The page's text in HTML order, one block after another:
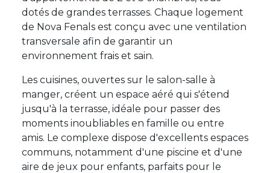
dotés de grandes terrasses. Chaque logement
de Nova Fenals est conçu avec une ventilation
transversale afin de garantir un
environnement frais et sain.
Les cuisines, ouvertes sur le salon-salle à
manger, créent un espace aéré qui s'étend
jusqu'à la terrasse, idéale pour passer des
moments inoubliables en famille ou entre
amis. Le complexe dispose d'excellents espaces
communs, notamment d'une piscine et d'une
aire de jeux pour enfants, parfaits pour le